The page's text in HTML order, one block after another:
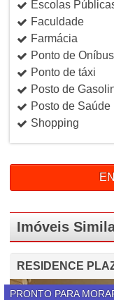
Escolas
Faculdade
Farmácia
Ponto de Oníbus
Ponto de táxi
Posto de
Posto de Saúde
Shopping
Imóveis
RESIDENCE
PRONTO PARA